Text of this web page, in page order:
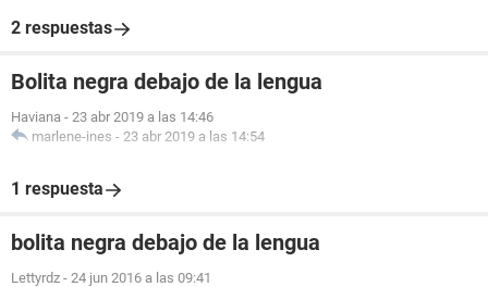
2 respuestas
Bolita negra debajo de la lengua
Haviana - 23 abr 2019 a las 14:46
marlene-ines - 23 abr 2019 a las 14:54
1 respuesta
bolita negra debajo de la lengua
Lettyrdz - 24 jun 2016 a las 09:41